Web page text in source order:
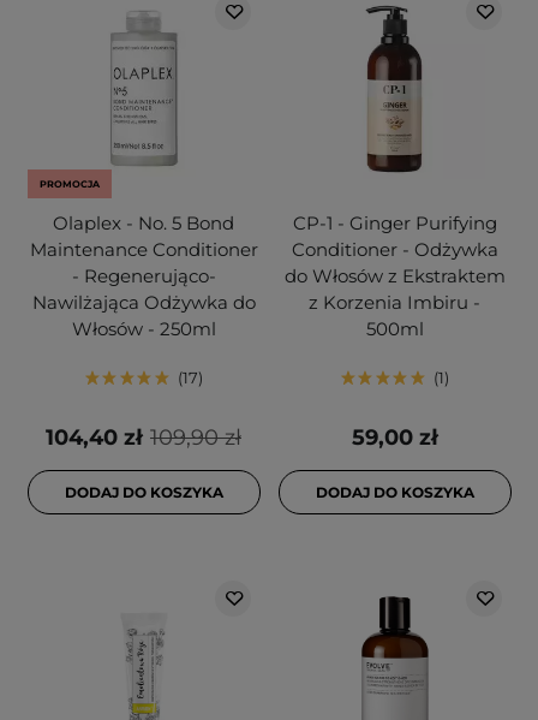
PROMOCJA
Olaplex - No. 5 Bond
Maintenance Conditioner
- Regenerująco-
Nawilżająca Odżywka do
Włosów - 250ml
17
109,90 zł
104,40 zł
DODAJ DO KOSZYKA
CP-1 - Ginger Purifying
Conditioner - Odżywka
do Włosów z Ekstraktem
z Korzenia Imbiru -
500ml
1
59,00 zł
DODAJ DO KOSZYKA